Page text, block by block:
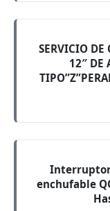
SERVICIO DE
12″ DE
Interruptor
enchufable